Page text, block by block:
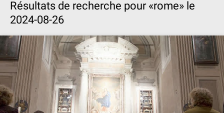
Résultats de recherche pour «rome» le
2024-08-26